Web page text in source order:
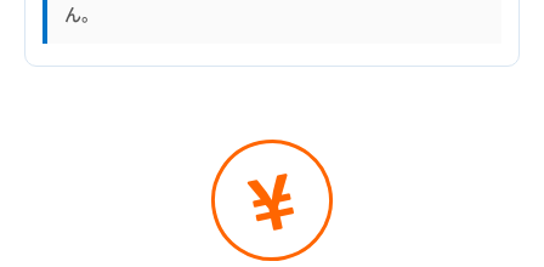
ん。